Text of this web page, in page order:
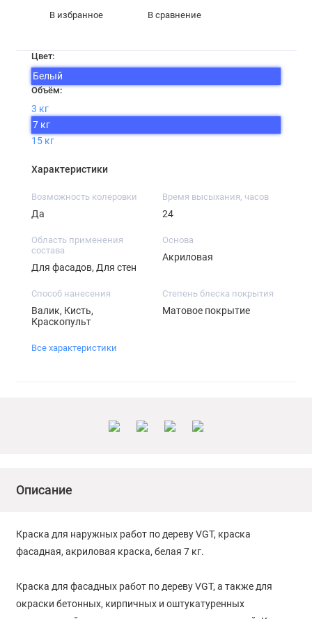
В избранное В сравнение
Цвет:
Белый
Объём:
3 кг
7 кг
15 кг
Характеристики
Возможность колеровки
Да
Время высыхания, часов
24
Область применения
состава
Для фасадов, Для стен
Основа
Акриловая
Способ нанесения
Валик, Кисть,
Краскопульт
Степень блеска покрытия
Матовое покрытие
Все характеристики
Описание
Краска для наружных работ по дереву VGT, краска
фасадная, акриловая краска, белая 7 кг.
Краска для фасадных работ по дереву VGT, а также для
окраски бетонных, кирпичных и оштукатуренных